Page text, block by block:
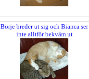
Börje breder ut sig och Bianca ser
inte alltför bekväm ut